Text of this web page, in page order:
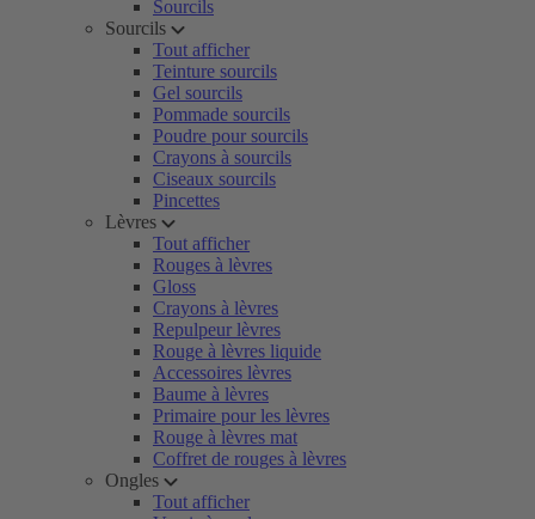
Sourcils
Sourcils
Tout afficher
Teinture sourcils
Gel sourcils
Pommade sourcils
Poudre pour sourcils
Crayons à sourcils
Ciseaux sourcils
Pincettes
Lèvres
Tout afficher
Rouges à lèvres
Gloss
Crayons à lèvres
Repulpeur lèvres
Rouge à lèvres liquide
Accessoires lèvres
Baume à lèvres
Primaire pour les lèvres
Rouge à lèvres mat
Coffret de rouges à lèvres
Ongles
Tout afficher